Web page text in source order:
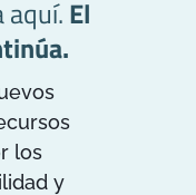
aquí.El
los
y